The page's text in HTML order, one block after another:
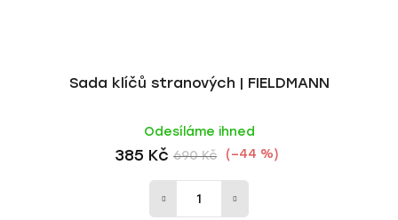
Sada klíčů stranových | FIELDMANN
Odesíláme ihned
385 Kč 690 Kč (–44 %)